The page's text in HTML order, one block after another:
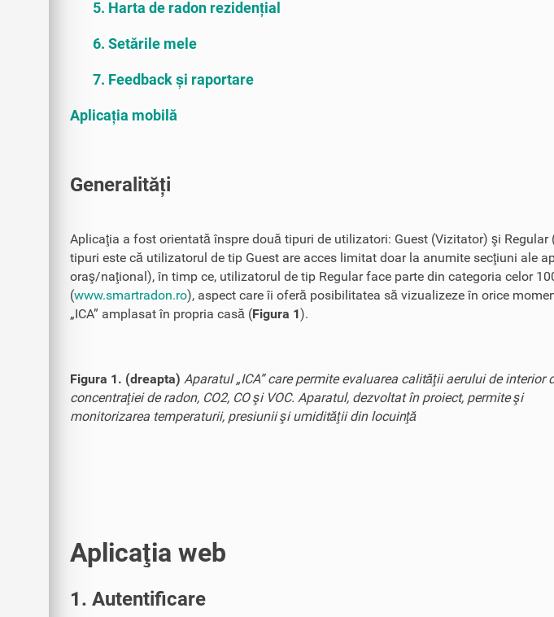
5. Harta de radon rezidențial
6. Setările mele
7. Feedback și raportare
Aplicația mobilă
Generalități
Aplicaţia a fost orientată înspre două tipuri de utilizatori: Guest (Vizitator) şi
tipuri este că utilizatorul de tip Guest are acces limitat doar la anumite secţiuni ale
oraş/naţional), în timp ce, utilizatorul de tip Regular face parte din categoria celor
(www.smartradon.ro), aspect care îi oferă posibilitatea să vizualizeze în orice
„ICA” amplasat în propria casă (Figura 1).
Figura 1. (dreapta) Aparatul „ICA” care permite evaluarea calităţii aerului de interior
concentraţiei de radon, CO2, CO şi VOC. Aparatul, dezvoltat în proiect, permite şi
monitorizarea temperaturii, presiunii şi umidităţii din locuinţă
Aplicaţia web
1. Autentificare